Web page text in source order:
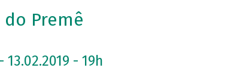
do Premê
13.02.2019 - 19h